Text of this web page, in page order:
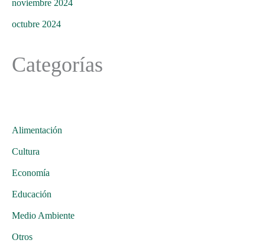
noviembre 2024
octubre 2024
Categorías
Alimentación
Cultura
Economía
Educación
Medio Ambiente
Otros